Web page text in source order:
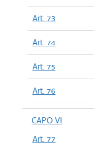
Art. 73
Art. 74
Art. 75
Art. 76
CAPO VI
Art. 77